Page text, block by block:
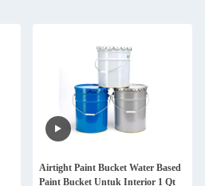
Airtight Paint Bucket Water Based
Paint Bucket Untuk Interior 1 Qt